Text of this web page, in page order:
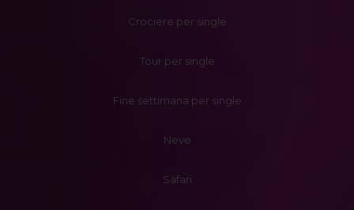
Crociere per single
Tour per single
Fine settimana per single
Neve
Safari